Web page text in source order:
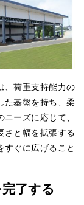
、荷重支持能力の
た基盤を持ち、柔
ーズに応じて、
さと幅を拡張する
すぐに広げること
了する